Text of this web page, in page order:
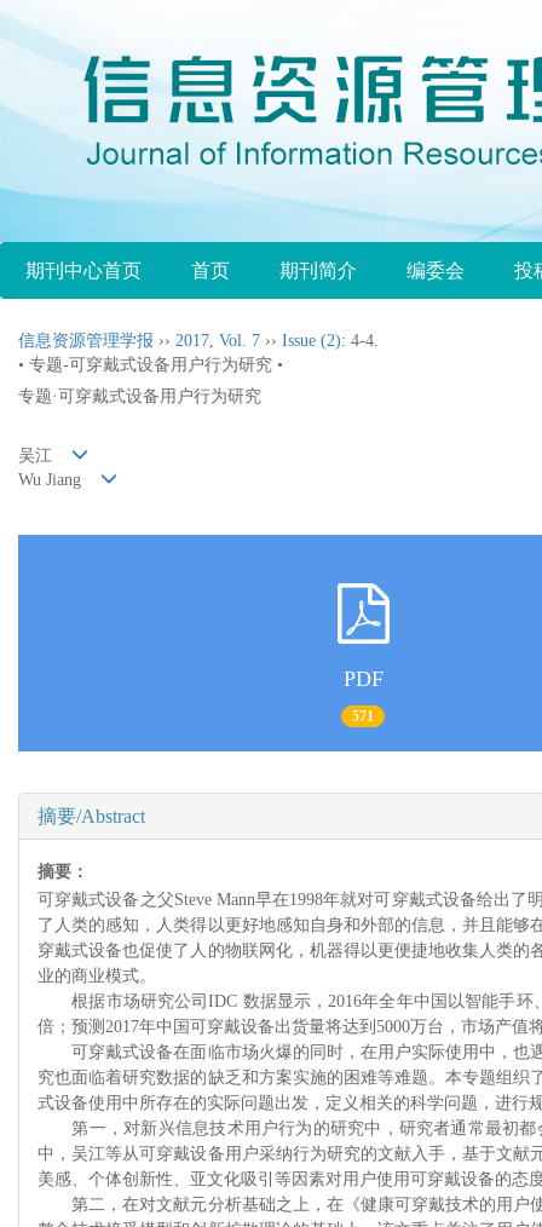
期刊中心首页 首页 期刊简介 编委会 投
信息资源管理学报 ›› 2017, Vol. 7 ›› Issue (2): 4-4.
• 专题-可穿戴式设备用户行为研究 •
专题·可穿戴式设备用户行为研究
吴江
Wu Jiang
PDF
571
摘要/Abstract
摘要：
可穿戴式设备之父Steve Mann早在1998年就对可穿戴式设备给出
了人类的感知，人类得以更好地感知自身和外部的信息，并且能
穿戴式设备也促使了人的物联网化，机器得以更便捷地收集人类
业的商业模式。
根据市场研究公司IDC 数据显示，2016年全年中国以智能手环
倍；预测2017年中国可穿戴设备出货量将达到5000万台，市场产值
可穿戴式设备在面临市场火爆的同时，在用户实际使用中，也
究也面临着研究数据的缺乏和方案实施的困难等难题。本专题组
式设备使用中所存在的实际问题出发，定义相关的科学问题，进行
第一，对新兴信息技术用户行为的研究中，研究者通常最初都
中，吴江等从可穿戴设备用户采纳行为研究的文献入手，基于文
美感、个体创新性、亚文化吸引等因素对用户使用可穿戴设备的态
第二，在对文献元分析基础之上，在《健康可穿戴技术的用户